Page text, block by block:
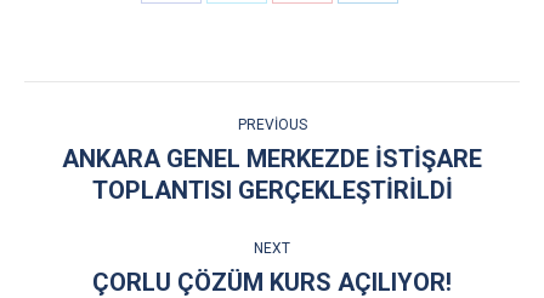
NAVIGATION
PREVIOUS
Previous
post:
ANKARA GENEL MERKEZDE İSTİŞARE
TOPLANTISI GERÇEKLEŞTİRİLDİ
NEXT
Next
ÇORLU ÇÖZÜM KURS AÇILIYOR!